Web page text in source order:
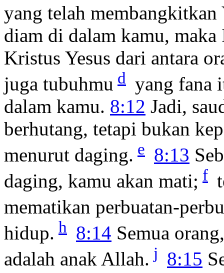
yang telah membangkitkan
diam di dalam kamu,
Kristus Yesus dari antara
juga tubuhmu d yang fana
dalam kamu. 8:12 Jadi,
berhutang, tetapi bukan
menurut daging. e 8:13
daging, kamu akan mati; f
mematikan perbuatan-
hidup. h 8:14 Semua
adalah anak Allah. j 8:15